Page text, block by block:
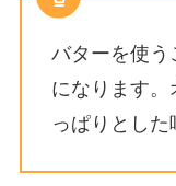
バターを使う
になります。
っぱりとした